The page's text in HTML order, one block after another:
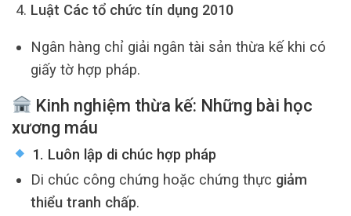
Luật Các tổ chức tín dụng 2010
Ngân hàng chỉ giải ngân tài sản thừa kế khi có
giấy tờ hợp pháp.
Kinh nghiệm thừa kế: Những bài học
xương máu
1. Luôn lập di chúc hợp pháp
Di chúc công chứng hoặc chứng thực giảm
thiểu tranh chấp.